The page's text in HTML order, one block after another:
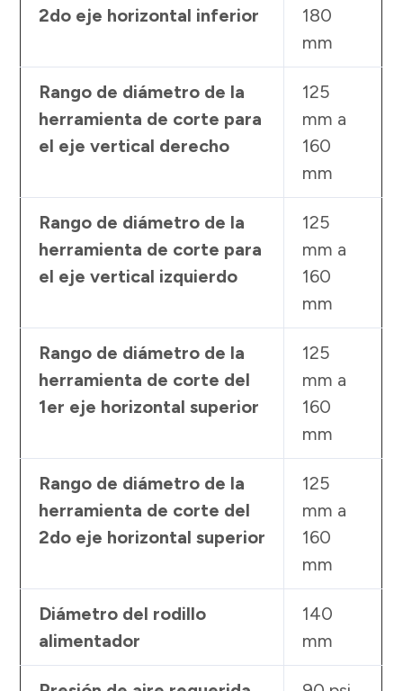
2do eje horizontal inferior
180
mm
Rango de diámetro de la
herramienta de corte para
el eje vertical derecho
125
mm a
160
mm
Rango de diámetro de la
herramienta de corte para
el eje vertical izquierdo
125
mm a
160
mm
Rango de diámetro de la
herramienta de corte del
1er eje horizontal superior
125
mm a
160
mm
Rango de diámetro de la
herramienta de corte del
2do eje horizontal superior
125
mm a
160
mm
Diámetro del rodillo
alimentador
140
mm